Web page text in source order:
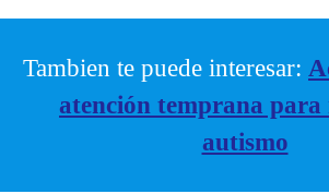
Tambien te puede interesar:
atención temprana para
autismo